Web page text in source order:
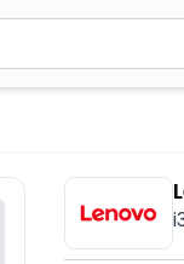
Нажмите Enter